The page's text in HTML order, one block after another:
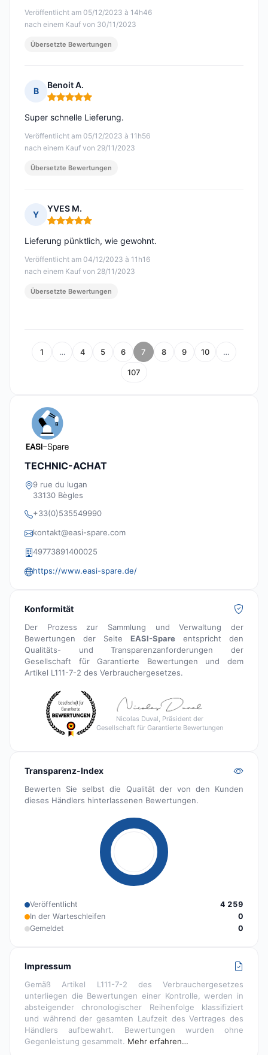
Veröffentlicht am 05/12/2023 à 14h46
nach einem Kauf von 30/11/2023
Übersetzte Bewertungen
B
Benoit A.
Hinweis: 5 von 5
Veröffentlicht am 05/12/2023 à 11h56
nach einem Kauf von 29/11/2023
Super schnelle Lieferung.
Übersetzte Bewertungen
Y
YVES M.
Hinweis: 5 von 5
Veröffentlicht am 04/12/2023 à 11h16
nach einem Kauf von 28/11/2023
Lieferung pünktlich, wie gewohnt.
Übersetzte Bewertungen
1 … 4 5 6 7 8 9 10 …
107
TECHNIC-ACHAT
9 rue du lugan
33130 Bègles
+33(0)535549990
kontakt@easi-spare.com
49773891400025
https://www.easi-spare.de/
Konformität
Der Prozess zur Sammlung und Verwaltung der
Bewertungen der Seite EASI-Spare entspricht den
Qualitäts- und Transparenzanforderungen der
Gesellschaft für Garantierte Bewertungen und dem
Artikel L111-7-2 des Verbrauchergesetzes.
Nicolas Duval, Präsident der
Gesellschaft für Garantierte Bewertungen
Transparenz-Index
Bewerten Sie selbst die Qualität der von den Kunden
dieses Händlers hinterlassenen Bewertungen.
Veröffentlicht
4 259
In der Warteschleifen
0
Gemeldet
0
Impressum
Gemäß Artikel L111-7-2 des Verbrauchergesetzes
unterliegen die Bewertungen einer Kontrolle, werden in
absteigender chronologischer Reihenfolge klassifiziert
und während der gesamten Laufzeit des Vertrages des
Händlers aufbewahrt. Bewertungen wurden ohne
Gegenleistung gesammelt. Mehr erfahren…